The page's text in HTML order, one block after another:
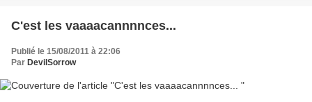
C'est les vaaaacannnnces...
Publié le 15/08/2011 à 22:06
Par DevilSorrow